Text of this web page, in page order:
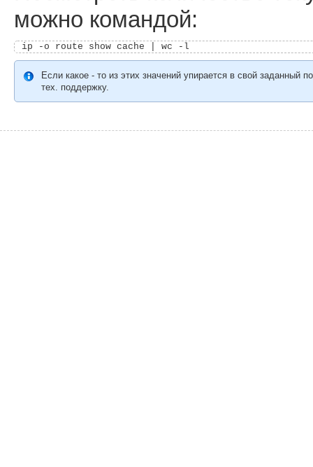
можно командой:
Если какое - то из этих значений упирается в свой заданный
тех. поддержку.